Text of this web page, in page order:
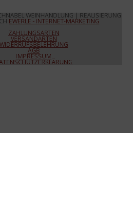
WEINHANDLUNG | REALISIERUNG
EWERLE - INTERNET-MARKETING
ZAHLUNGSARTEN
VERSANDARTEN
WIDERRUFSBELEHRUNG
AGB
IMPRESSUM